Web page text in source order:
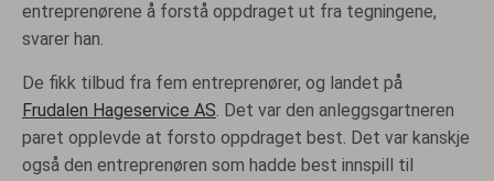
entreprenørene å forstå oppdraget ut fra tegningene,
svarer han.
De fikk tilbud fra fem entreprenører, og landet på
Frudalen Hageservice AS. Det var den anleggsgartneren
paret opplevde at forsto oppdraget best. Det var kanskje
også den entreprenøren som hadde best innspill til